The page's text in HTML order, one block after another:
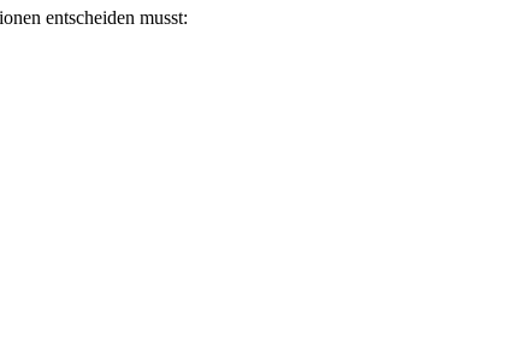
entscheiden musst: